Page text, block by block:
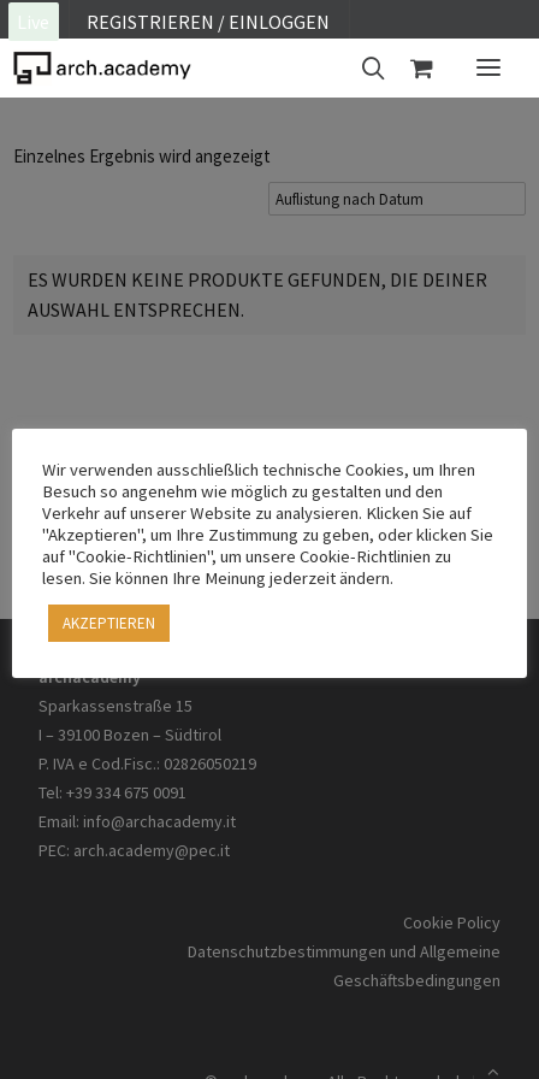
Live REGISTRIEREN / EINLOGGEN
ON SITE
FAQ
KONTAKT
Einzelnes Ergebnis wird angezeigt
ES WURDEN KEINE PRODUKTE GEFUNDEN, DIE DEINER
AUSWAHL ENTSPRECHEN.
archacademy
Sparkassenstraße 15
I – 39100 Bozen – Südtirol
P. IVA e Cod.Fisc.: 02826050219
Tel: +39 334 675 0091
Email: info@archacademy.it
PEC: arch.academy@pec.it
Cookie Policy
Datenschutzbestimmungen und Allgemeine
Geschäftsbedingungen
Wir verwenden ausschließlich technische Cookies, um Ihren
Besuch so angenehm wie möglich zu gestalten und den
Verkehr auf unserer Website zu analysieren. Klicken Sie auf
"Akzeptieren", um Ihre Zustimmung zu geben, oder klicken Sie
auf "Cookie-Richtlinien", um unsere Cookie-Richtlinien zu
lesen. Sie können Ihre Meinung jederzeit ändern.
AKZEPTIEREN